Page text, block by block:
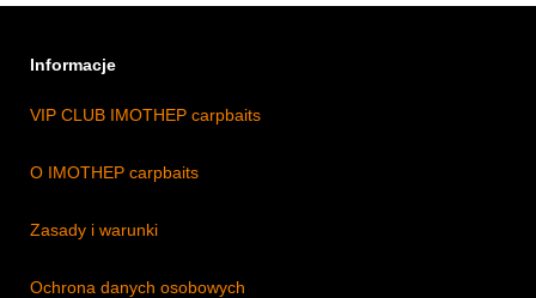
Informacje
VIP CLUB IMOTHEP carpbaits
O IMOTHEP carpbaits
Zasady i warunki
Ochrona danych osobowych